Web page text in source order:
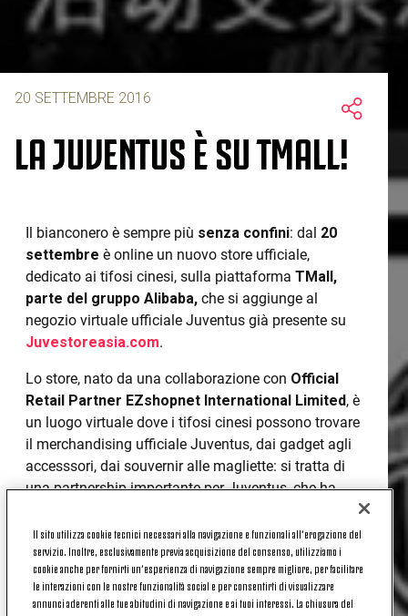
20 SETTEMBRE 2016
LA JUVENTUS È SU TMALL!
Il bianconero è sempre più senza confini: dal 20
settembre è online un nuovo store ufficiale,
dedicato ai tifosi cinesi, sulla piattaforma TMall,
parte del gruppo Alibaba, che si aggiunge al
negozio virtuale ufficiale Juventus già presente su
Juvestoreasia.com.
Lo store, nato da una collaborazione con Official
Retail Partner EZshopnet International Limited, è
un luogo virtuale dove i tifosi cinesi possono trovare
il merchandising ufficiale Juventus, dai gadget agli
accesssori, dai souvernir alle magliette: si tratta di
una partnership importante per Juventus, che ha
centinaia di milioni di utenti del sito cinese,
attraverso piattaforma mobile o sito internet
accessibile da pc.
E le sorprese non mancano, fin dall’inizio! Infatti,
Il sito utilizza cookie tecnici necessari alla navigazione e funzionali all’erogazione del
servizio. Inoltre, esclusivamente previa acquisizione del consenso, utilizziamo i
cookie anche per fornirti un’esperienza di navigazione sempre migliore, per facilitare
le interazioni con le nostre funzionalità social e per consentirti di visualizzare
annunci aderenti alle tue abitudini di navigazione e ai tuoi interessi. La chiusura del